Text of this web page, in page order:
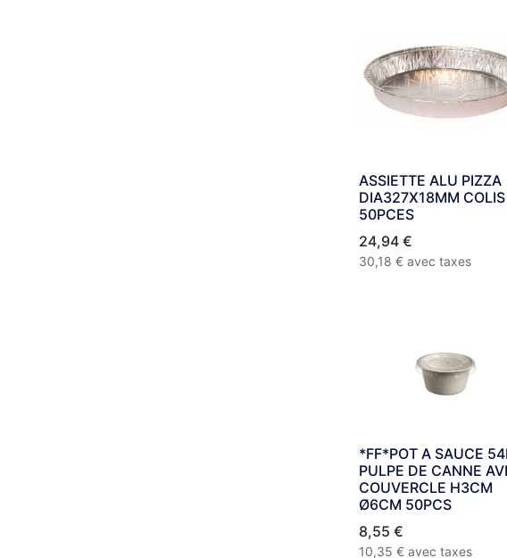
ASSIETTE ALU PIZZA
DIA327X18MM COLIS
50PCES
24,94 €
30,18 € avec taxes
*FF*POT A SAUCE
PULPE DE CANNE
COUVERCLE H3CM
Ø6CM 50PCS
8,55 €
10,35 € avec taxes